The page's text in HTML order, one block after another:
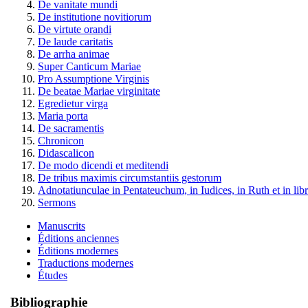
De vanitate mundi
De institutione novitiorum
De virtute orandi
De laude caritatis
De arrha animae
Super Canticum Mariae
Pro Assumptione Virginis
De beatae Mariae virginitate
Egredietur virga
Maria porta
De sacramentis
Chronicon
Didascalicon
De modo dicendi et meditendi
De tribus maximis circumstantiis gestorum
Adnotatiunculae in Pentateuchum, in Iudices, in Ruth et in
Sermons
Manuscrits
Éditions anciennes
Éditions modernes
Traductions modernes
Études
Bibliographie